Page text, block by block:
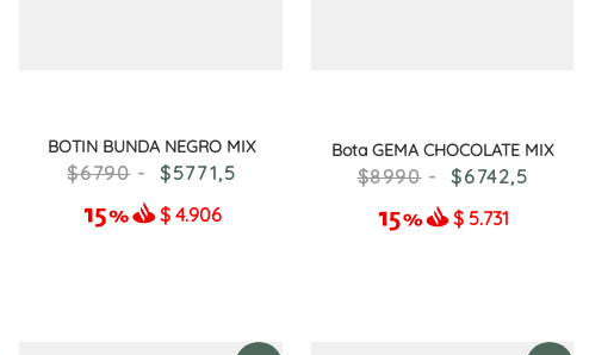
BOTIN BUNDA NEGRO MIX
6790 5771,5
$ 4.906
Bota GEMA CHOCOLATE MIX
8990 6742,5
$ 5.731